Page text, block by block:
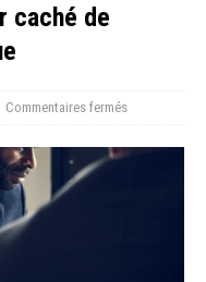
caché de
Commentaires fermés